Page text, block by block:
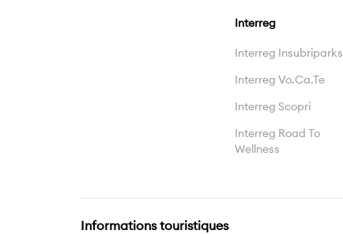
Interreg
Interreg Insubriparks
Interreg Vo.Ca.Te
Interreg Scopri
Interreg Road To
Wellness
Informations touristiques